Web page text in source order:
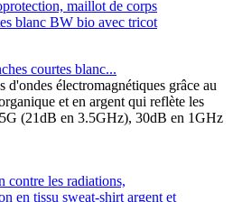
courtes blanc...
d'ondes électromagnétiques grâce au
et en argent qui reflète les
(21dB en 3.5GHz), 30dB en 1GHz